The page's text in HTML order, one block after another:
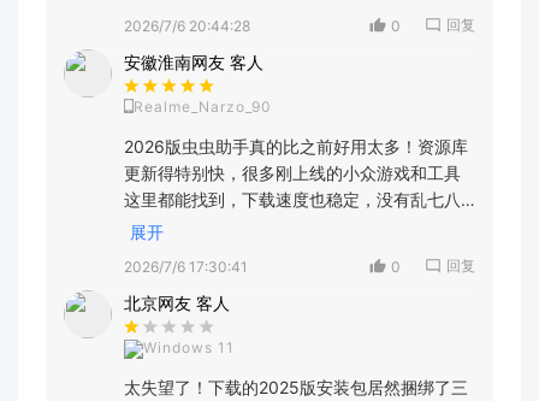
2026/7/6 20:44:28 0 回复
安徽淮南网友 客人
Realme_Narzo_90
2026版虫虫助手真的比之前好用太多！资源库
更新得特别快，很多刚上线的小众游戏和工具
这里都能找到，下载速度也稳定，没有乱七八
糟的捆绑安装，界面也更清爽了，用了半个月
展开
2026/7/6 17:30:41 0 回复
北京网友 客人
Windows 11
太失望了！下载的2025版安装包居然捆绑了三